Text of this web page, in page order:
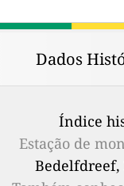
Dados
Índice
Estação de
Bedelfdreef,